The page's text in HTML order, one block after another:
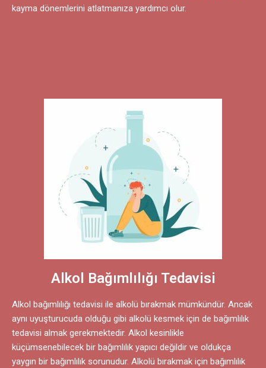
kayma dönemlerini atlatmanıza yardımcı olur.
Alkol Bağımlılığı Tedavisi
Alkol bağımlılığı tedavisi ile alkolü bırakmak mümkündür. Ancak
aynı uyuşturucuda olduğu gibi alkolü kesmek için de bağımlılık
tedavisi almak gerekmektedir. Alkol kesinlikle
küçümsenebilecek bir bağımlılık yapıcı değildir ve oldukça
yaygın bir bağımlılık sorunudur. Alkolü bırakmak için bağımlılık